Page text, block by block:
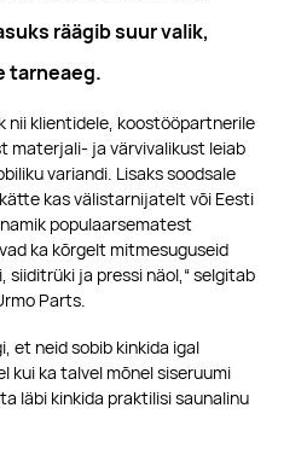
räägib suur valik,
tarneaeg.
nii klientidele, koostööpartnerile
materjali- ja värvivalikust leiab
variandi. Lisaks soodsale
kas välistarnijatelt või Eesti
populaarsematest
ka kõrgelt mitmesuguseid
ja pressi näol,“ selgitab
Parts.
et neid sobib kinkida igal
kui ka talvel mõnel siseruumi
läbi kinkida praktilisi saunalinu